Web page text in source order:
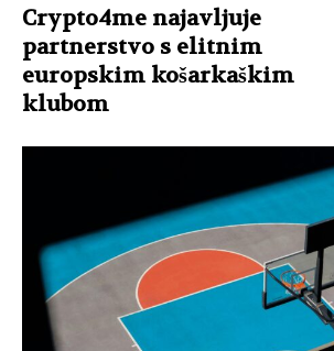
Crypto4me najavljuje
partnerstvo s elitnim
europskim košarkaškim
klubom